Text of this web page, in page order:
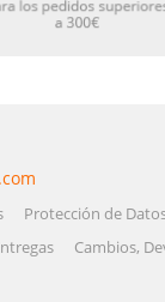
Protección de
Cambios,